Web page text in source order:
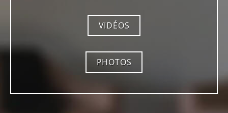
VIDÉOS
PHOTOS